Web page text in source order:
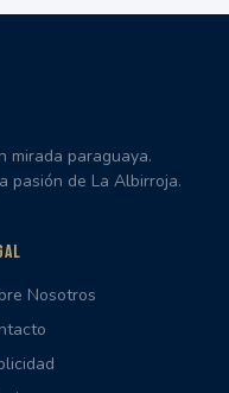
mirada paraguaya.
pasión de La Albirroja.
Nosotros